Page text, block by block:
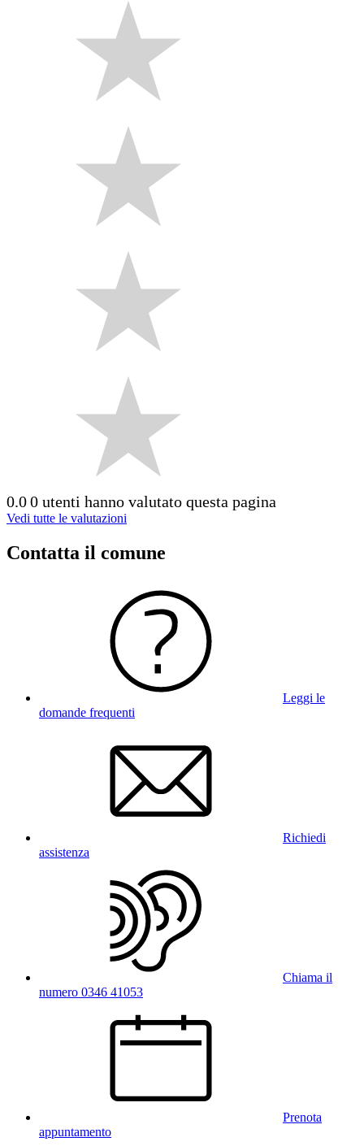
0.00 utenti hanno valutato questa pagina
Vedi tutte le valutazioni
Contatta il comune
Leggi le
domande frequenti
Richiedi
assistenza
Chiama il
numero 0346 41053
Prenota
appuntamento